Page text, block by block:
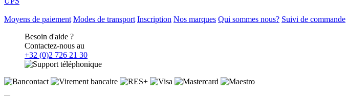
Moyens de paiement Modes de transport Inscription Nos marques Qui sommes nous? Suivi de commande
Besoin d'aide ?
Contactez-nous au
+32 (0)2 726 21 30